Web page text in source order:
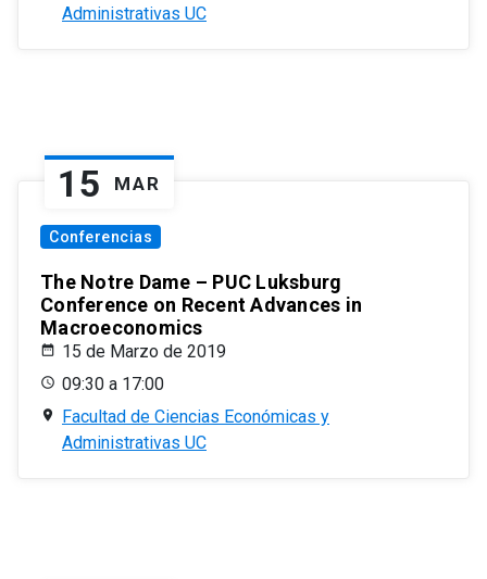
Administrativas UC
15 MAR
Conferencias
The Notre Dame – PUC Luksburg
Conference on Recent Advances in
Macroeconomics
15 de Marzo de 2019
09:30 a 17:00
Facultad de Ciencias Económicas y
Administrativas UC